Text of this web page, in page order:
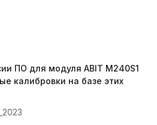
ПО для модуля ABIT M240S1
калибровки на базе этих